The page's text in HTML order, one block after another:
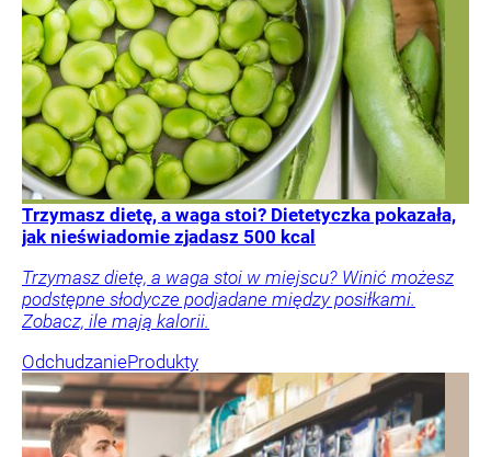
Trzymasz dietę, a waga stoi? Dietetyczka pokazała,
jak nieświadomie zjadasz 500 kcal
Trzymasz dietę, a waga stoi w miejscu? Winić możesz
podstępne słodycze podjadane między posiłkami.
Zobacz, ile mają kalorii.
OdchudzanieProdukty